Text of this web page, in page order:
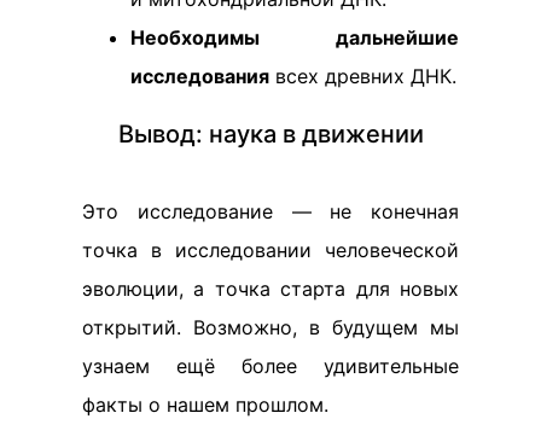
Необходимы дальнейшие
исследования всех древних ДНК.
Вывод: наука в движении
Это исследование — не конечная
точка в исследовании человеческой
эволюции, а точка старта для новых
открытий. Возможно, в будущем мы
узнаем ещё более удивительные
факты о нашем прошлом.